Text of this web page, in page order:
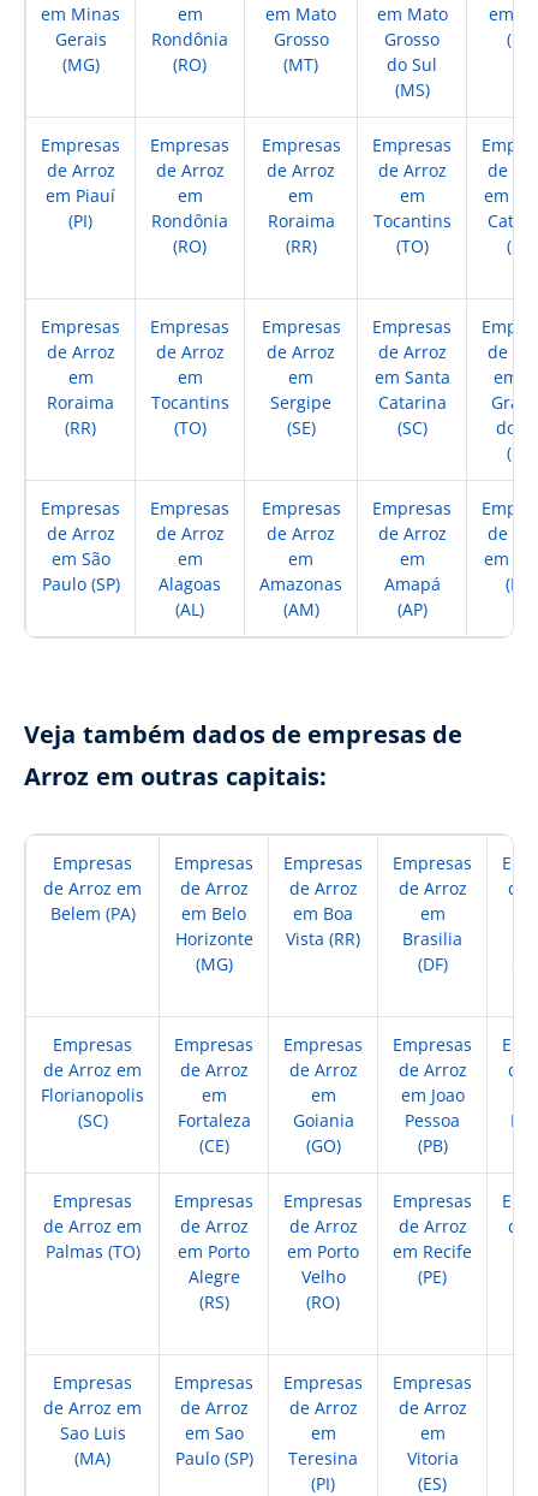
em Minas
Gerais
(MG)
em
Rondônia
(RO)
em Mato
Grosso
(MT)
em Mato
Grosso
do Sul
(MS)
em
(PA)
Empresas
de Arroz
em Piauí
(PI)
Empresas
de Arroz
em
Rondônia
(RO)
Empresas
de Arroz
em
Roraima
(RR)
Empresas
de Arroz
em
Tocantins
(TO)
de
em
(SC)
Empresas
de Arroz
em
Roraima
(RR)
Empresas
de Arroz
em
Tocantins
(TO)
Empresas
de Arroz
em
Sergipe
(SE)
Empresas
de Arroz
em Santa
Catarina
(SC)
de
em
do
(RS)
Empresas
de Arroz
em São
Paulo (SP)
Empresas
de Arroz
em
Alagoas
(AL)
Empresas
de Arroz
em
Amazonas
(AM)
Empresas
de Arroz
em
Amapá
(AP)
de
em
(BA)
Veja também dados de empresas de
Arroz em outras capitais:
Empresas
de Arroz em
Belem (PA)
Empresas
de Arroz
em Belo
Horizonte
(MG)
Empresas
de Arroz
em Boa
Vista (RR)
Empresas
de Arroz
em
Brasilia
(DF)
de
Empresas
de Arroz em
Florianopolis
(SC)
Empresas
de Arroz
em
Fortaleza
(CE)
Empresas
de Arroz
em
Goiania
(GO)
Empresas
de Arroz
em Joao
Pessoa
(PB)
de
Empresas
de Arroz em
Palmas (TO)
Empresas
de Arroz
em Porto
Alegre
(RS)
Empresas
de Arroz
em Porto
Velho
(RO)
Empresas
de Arroz
em Recife
(PE)
de
Empresas
de Arroz em
Sao Luis
(MA)
Empresas
de Arroz
em Sao
Paulo (SP)
Empresas
de Arroz
em
Teresina
(PI)
Empresas
de Arroz
em
Vitoria
(ES)